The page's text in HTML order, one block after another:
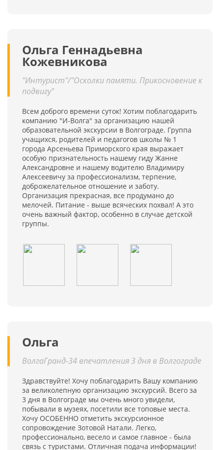
Ольга Геннадьевна
Кожевникова
"Интурист"/"Осколки памяти. Прикосновение к
подвигу"
Всем доброго времени суток! Хотим поблагодарить
компанию "И-Волга" за организацию нашей
образовательной экскурсии в Волгограде. Группа
учащихся, родителей и педагогов школы № 1
города Арсеньева Приморского края выражает
особую признательность нашему гиду Жанне
Александровне и нашему водителю Владимиру
Алексеевичу за профессионализм, терпение,
доброжелательное отношение и заботу.
Организация прекрасная, все продумано до
мелочей. Питание - выше всяческих похвал! А это
очень важный фактор, особенно в случае детской
группы.
Ольга
ВолгаГранд-34 впечатления 3 дня в Волгограде
Здравствуйте! Хочу поблагодарить Вашу компанию
за великолепную организацию экскурсий. Всего за
3 дня в Волгограде мы очень много увидели,
побывали в музеях, посетили все топовые места.
Хочу ОСОБЕННО отметить экскурсионное
сопровождение Зотовой Натали. Легко,
профессионально, весело и самое главное - была
связь с туристами. Отличная подача информации!